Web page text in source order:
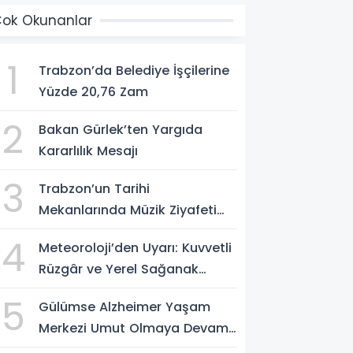
Okunanlar
1
Trabzon’da Belediye İşçilerine
Yüzde 20,76 Zam
2
Bakan Gürlek’ten Yargıda
Kararlılık Mesajı
3
Trabzon’un Tarihi
Mekanlarında Müzik Ziyafeti
4
Meteoroloji’den Uyarı: Kuvvetli
Rüzgâr ve Yerel Sağanak
5
Gülümse Alzheimer Yaşam
Merkezi Umut Olmaya Devam